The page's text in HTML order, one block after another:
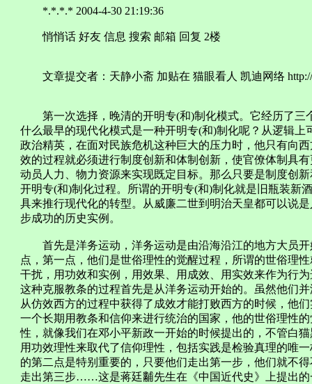
*.*.*.* 2004-4-30 21:19:36
悄悄话 好友 信息 搜索 邮箱 回复 2楼
文章提交者：天静小斋 加贴在 猫眼看人 凯迪网络 http://
第一次选择，晚清的开明专(和)制化模式。它经历了三
什么最早的现代化模式是一种开明专(和)制化呢？从逻辑
政治精英，在面对民族危机这种巨大的压力时，他只有向
效的过程就必须进行制度创新和体制创新，使官僚体制具
动员人力、物力资源来实现既定目标。那么只要是制度创
开明专(和)制化过程。所谓的开明专(和)制化就是旧瓶装新
具来推行现代化的转型。从威廉二世到明治天皇都可以说
步成功的历史实例。
首先是洋务运动，洋务运动是由沿海沿江的地方大员开
点，第一点，他们是世俗理性的觉醒过程，所谓的世俗理
干扰，用功效和实例，用效果、用成效、用实效来作为行
这种克服教条的过程首先是从洋务运动开始的。虽然他们
从仿效西方的过程中获得了成效才能打败西方的时候，他
一个长期用教条和信仰来进行统治的国家，他的世俗理性
性，就像我们在邓小平新政一开始的时候提出的，不管白
用功效理性来取代了信仰理性，包括实践是检验真理的唯
的第二点是特别重要的，只要他们走出第一步，他们就不
走出第三步……这是蒋廷黼先生在《中国近代史》上提出